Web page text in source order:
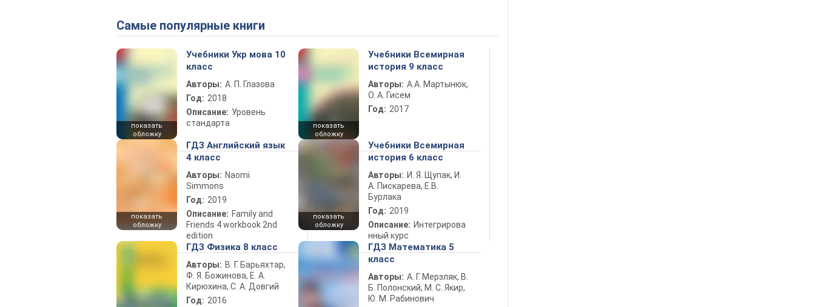
Самые популярные книги
показать
обложку
Учебники Укр мова 10
класс
Авторы: А. П. Глазова
Год: 2018
Описание: Уровень
стандарта
показать
обложку
Учебники Всемирная
история 9 класс
Авторы: А.А. Мартынюк,
О. А. Гисем
Год: 2017
показать
обложку
ГДЗ Английский язык
4 класс
Авторы: Naomi
Simmons
Год: 2019
Описание: Family and
Friends 4 workbook 2nd
edition
показать
обложку
Учебники Всемирная
история 6 класс
Авторы: И. Я. Щупак, И.
А. Пискарева, Е.В.
Бурлака
Год: 2019
Описание: Интегрирова
нный курс
ГДЗ Физика 8 класс
Авторы: В. Г. Барьяхтар,
Ф. Я. Божинова, Е. А.
Кирюхина, С. А. Довгий
Год: 2016
ГДЗ Математика 5
класс
Авторы: А. Г. Мерзляк, В.
Б. Полонский, М. С. Якир,
Ю. М. Рабинович